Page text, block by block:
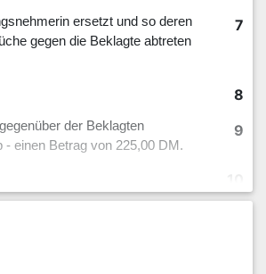
7
ersetzt und so deren
gegen die Beklagte abtreten
8
9
der Beklagten
einen Betrag von 225,00 DM.
fahrlässigen oder
2 ADSp nicht gemacht werden
müssen, daß kein Fall des §